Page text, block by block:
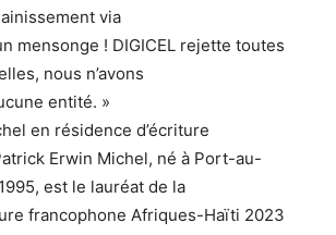
via
mensonge ! DIGICEL rejette toutes
nous n’avons
entité. »
en résidence d’écriture
Erwin Michel, né à Port-au-
est le lauréat de la
francophone Afriques-Haïti 2023